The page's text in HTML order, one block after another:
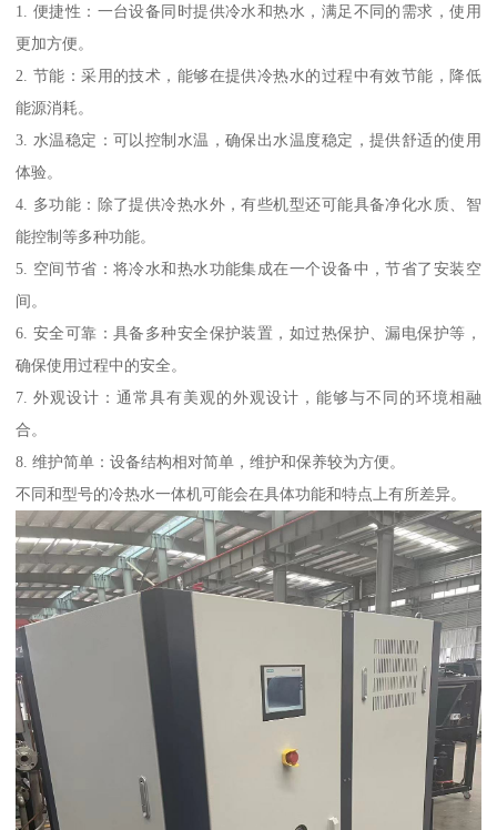
1. 便捷性：一台设备同时提供冷水和热水，满足不同的需求，使用
更加方便。
2. 节能：采用的技术，能够在提供冷热水的过程中有效节能，降低
能源消耗。
3. 水温稳定：可以控制水温，确保出水温度稳定，提供舒适的使用
体验。
4. 多功能：除了提供冷热水外，有些机型还可能具备净化水质、智
能控制等多种功能。
5. 空间节省：将冷水和热水功能集成在一个设备中，节省了安装空
间。
6. 安全可靠：具备多种安全保护装置，如过热保护、漏电保护等，
确保使用过程中的安全。
7. 外观设计：通常具有美观的外观设计，能够与不同的环境相融
合。
8. 维护简单：设备结构相对简单，维护和保养较为方便。
不同和型号的冷热水一体机可能会在具体功能和特点上有所差异。